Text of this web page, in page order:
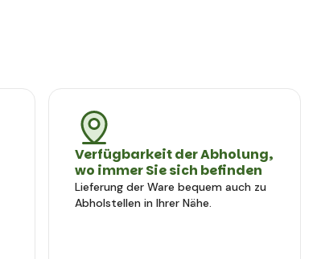
Verfügbarkeit der Abholung,
wo immer Sie sich befinden
Lieferung der Ware bequem auch zu
Abholstellen in Ihrer Nähe.